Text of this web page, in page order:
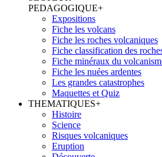
PEDAGOGIQUE+
Expositions
Fiche les volcans
Fiche les roches volcaniques
Fiche classification des
Fiche minéraux du
Fiche les nuées ardentes
Les grandes catastrophes
Maquettes et Quiz
THEMATIQUES+
Histoire
Science
Risques volcaniques
Eruption